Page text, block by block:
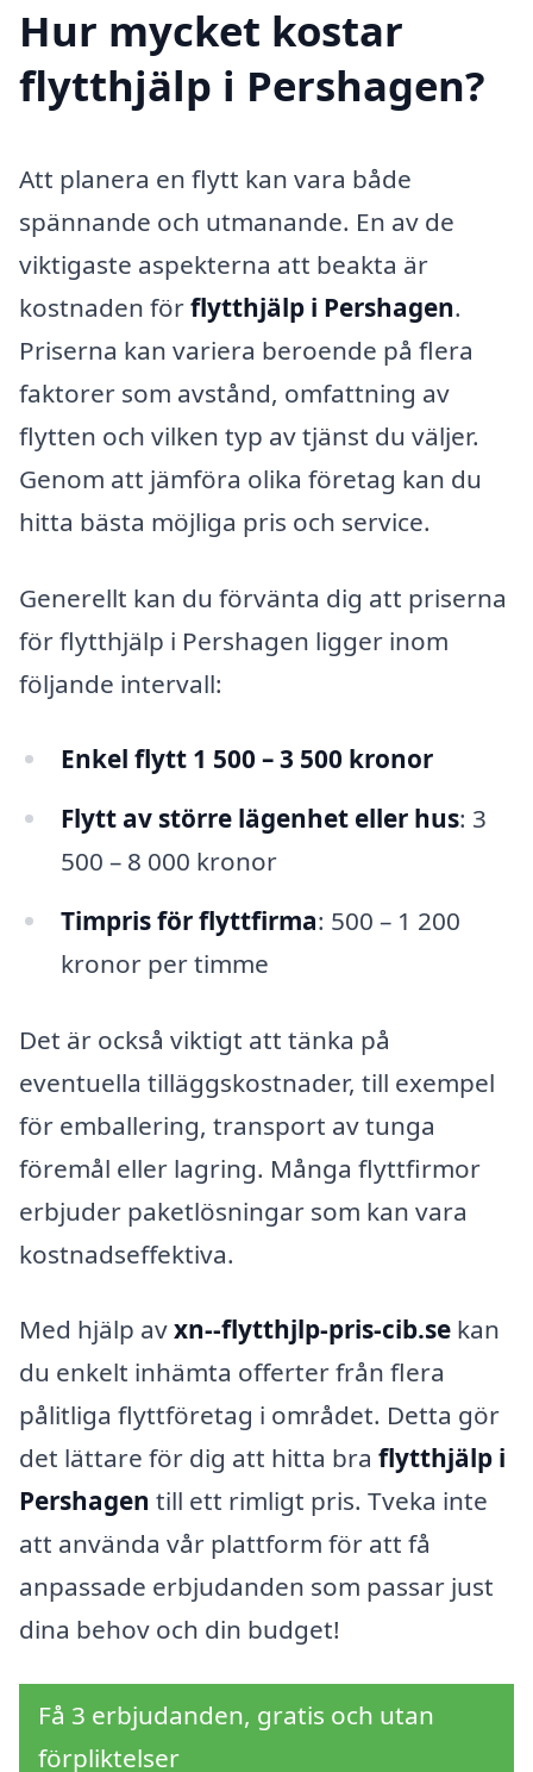
Hur mycket kostar
flytthjälp i Pershagen?
Att planera en flytt kan vara både
spännande och utmanande. En av de
viktigaste aspekterna att beakta är
kostnaden förflytthjälp i Pershagen.
Priserna kan variera beroende på flera
faktorer som avstånd, omfattning av
flytten och vilken typ av tjänst du väljer.
Genom att jämföra olika företag kan du
hitta bästa möjliga pris och service.
Generellt kan du förvänta dig att priserna
för flytthjälp i Pershagen ligger inom
följande intervall:
Enkel flytt 1 500 – 3 500 kronor
Flytt av större lägenhet eller hus: 3
500 – 8 000 kronor
Timpris för flyttfirma: 500 – 1 200
kronor per timme
Det är också viktigt att tänka på
eventuella tilläggskostnader, till exempel
för emballering, transport av tunga
föremål eller lagring. Många flyttfirmor
erbjuder paketlösningar som kan vara
kostnadseffektiva.
Med hjälp avxn--flytthjlp-pris-cib.se kan
du enkelt inhämta offerter från flera
pålitliga flyttföretag i området. Detta gör
det lättare för dig att hitta bra flytthjälp i
Pershagen till ett rimligt pris. Tveka inte
att använda vår plattform för att få
anpassade erbjudanden som passar just
dina behov och din budget!
Få 3 erbjudanden, gratis och utan
förpliktelser